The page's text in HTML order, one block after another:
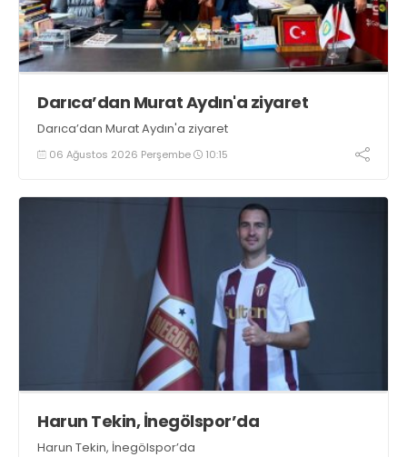
Darıca’dan Murat Aydın'a ziyaret
Darıca’dan Murat Aydın'a ziyaret
06 Ağustos 2026 Perşembe 10:15
Harun Tekin, İnegölspor’da
Harun Tekin, İnegölspor’da